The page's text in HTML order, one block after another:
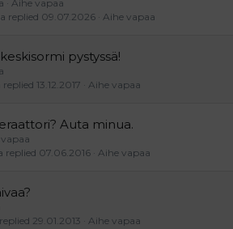
Aihe vapaa
Aihe vapaa
09.07.2026
pystyssä!
Aihe vapaa
13.12.2017
Auta minua.
Aihe vapaa
07.06.2016
Aihe vapaa
29.01.2013